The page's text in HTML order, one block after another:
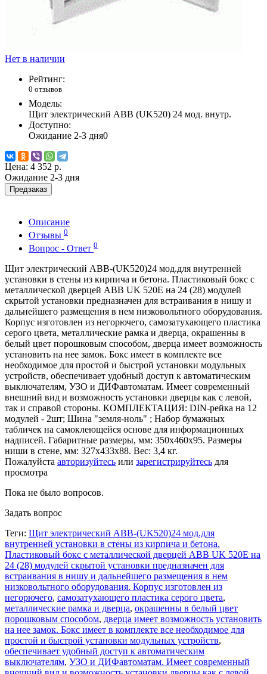
Нет в наличии
Рейтинг:
0 отзывов
Модель:
Щит электрический ABB (UK520) 24 мод. внутр.
Доступно:
Ожидание 2-3 дня0
Цена: 4 352 р.
Ожидание 2-3 дня
Предзаказ
Описание
Отзывы 0
Вопрос - Ответ 0
Щит электрический ABB-(UK520)24 мод.для внутренней
установки в стены из кирпича и бетона. Пластиковый бокс с
металлической дверцей ABB UK 520E на 24 (28) модулей
скрытой установки предназначен для встраивания в нишу и
дальнейшего размещения в нем низковольтного оборудования.
Корпус изготовлен из негорючего, самозатухающего пластика
серого цвета, металлические рамка и дверца, окрашенны в
белый цвет порошковым способом, дверца имеет возможность
установить на нее замок. Бокс имеет в комплекте все
необходимое для простой и быстрой установки модульных
устройств, обеспечивает удобный доступ к автоматическим
выключателям, УЗО и ДИФавтоматам. Имеет современный
внешний вид и возможность установки дверцы как с левой,
так и справой стороны. КОМПЛЕКТАЦИЯ: DIN-рейка на 12
модулей - 2шт; Шина "земля-ноль" ; Набор бумажных
табличек на самоклеющейся основе для информационных
надписей. Габаритные размеры, мм: 350х460х95. Размеры
ниши в стене, мм: 327х433х88. Вес: 3,4 кг.
Пожалуйста авторизуйтесь или зарегистрируйтесь для
просмотра
Пока не было вопросов.
Задать вопрос
Теги: Щит электрический ABB-(UK520)24 мод.для
внутренней установки в стены из кирпича и бетона.
Пластиковый бокс с металлической дверцей ABB UK 520E на
24 (28) модулей скрытой установки предназначен для
встраивания в нишу и дальнейшего размещения в нем
низковольтного оборудования. Корпус изготовлен из
негорючего, самозатухающего пластика серого цвета,
металлические рамка и дверца, окрашенны в белый цвет
порошковым способом, дверца имеет возможность установить
на нее замок. Бокс имеет в комплекте все необходимое для
простой и быстрой установки модульных устройств,
обеспечивает удобный доступ к автоматическим
выключателям, УЗО и ДИФавтоматам. Имеет современный